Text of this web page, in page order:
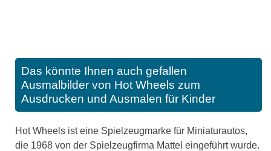
Das könnte Ihnen auch gefallen
Ausmalbilder von Hot Wheels zum
Ausdrucken und Ausmalen für Kinder
Hot Wheels ist eine Spielzeugmarke für Miniaturautos,
die 1968 von der Spielzeugfirma Mattel eingeführt wurde.